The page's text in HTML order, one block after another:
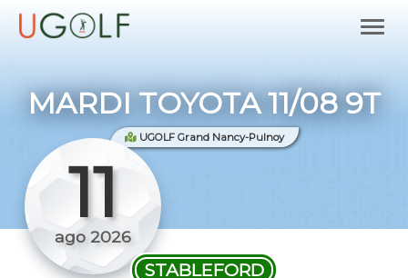
MARDI TOYOTA 11/08 9T
UGOLF Grand Nancy-Pulnoy
11
ago 2026
STABLEFORD